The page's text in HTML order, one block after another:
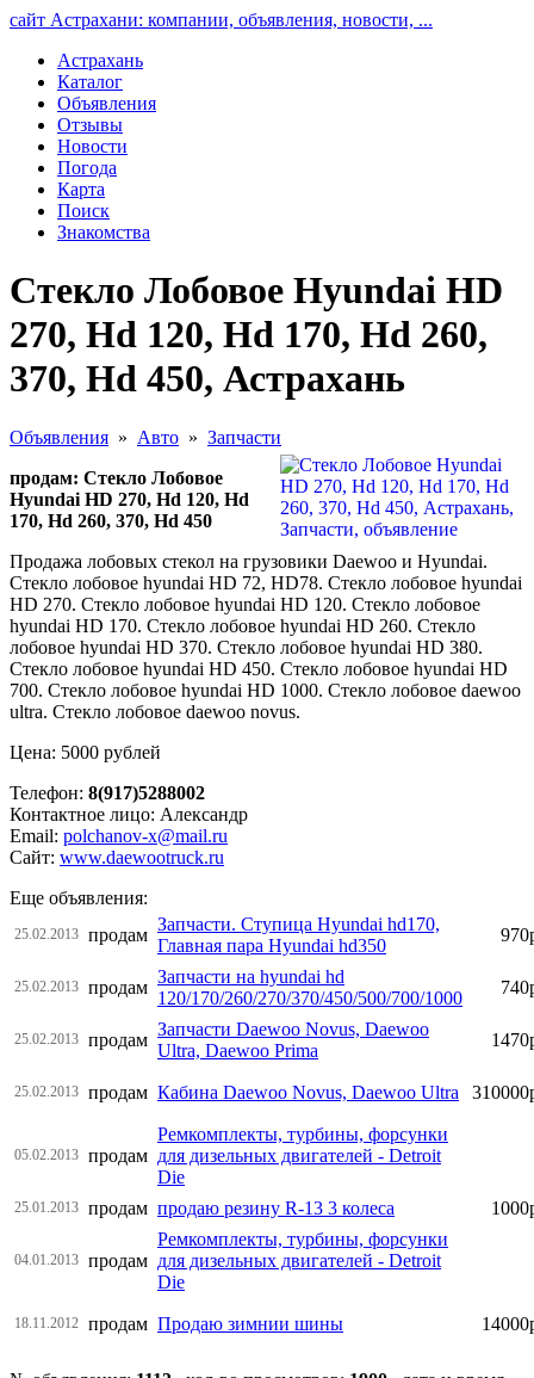
сайт Астрахани: компании, объявления, новости, ...
Астрахань
Каталог
Объявления
Отзывы
Новости
Погода
Карта
Поиск
Знакомства
Стекло Лобовое Hyundai HD
270, Hd 120, Hd 170, Hd 260,
370, Hd 450, Астрахань
Объявления » Авто » Запчасти
продам: Стекло Лобовое
Hyundai HD 270, Hd 120, Hd
170, Hd 260, 370, Hd 450
Продажа лобовых стекол на грузовики Daewoo и Hyundai.
Стекло лобовое hyundai HD 72, HD78. Стекло лобовое hyundai
HD 270. Стекло лобовое hyundai HD 120. Стекло лобовое
hyundai HD 170. Стекло лобовое hyundai HD 260. Стекло
лобовое hyundai HD 370. Стекло лобовое hyundai HD 380.
Стекло лобовое hyundai HD 450. Стекло лобовое hyundai HD
700. Стекло лобовое hyundai HD 1000. Стекло лобовое daewoo
ultra. Стекло лобовое daewoo novus.
Цена: 5000 рублей
Телефон: 8(917)5288002
Контактное лицо: Александр
Email: polchanov-x@mail.ru
Сайт: www.daewootruck.ru
Еще объявления:
25.02.2013 продам
Запчасти. Ступица Hyundai hd170,
Главная пара Hyundai hd350
25.02.2013 продам
Запчасти на hyundai hd
120/170/260/270/370/450/500/700/1000
25.02.2013 продам
Запчасти Daewoo Novus, Daewoo
Ultra, Daewoo Prima
25.02.2013 продам Кабина Daewoo Novus, Daewoo Ultra
05.02.2013 продам
Ремкомплекты, турбины, форсунки
для дизельных двигателей - Detroit
Die
25.01.2013 продам продаю резину R-13 3 колеса
04.01.2013 продам
Ремкомплекты, турбины, форсунки
для дизельных двигателей - Detroit
Die
18.11.2012 продам Продаю зимнии шины